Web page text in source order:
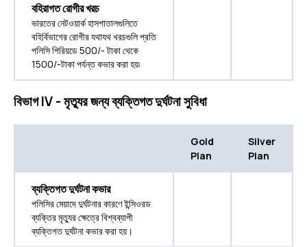
বহিরাগত রোগীর খরচ
ভারতের নেটওয়ার্ক হাসপাতালগুলিতে
বহির্বিভাগের রোগীর যথাযথ খরচগুলি প্রতি
পলিসি পিরিয়ডে 500/- টাকা থেকে
1500/-টাকা পর্যন্ত কভার করা হয়৷
বিভাগ IV - মৃত্যুর জন্য ব্যক্তিগত দুর্ঘটনা সুবিধা
Gold
Plan
Silver
Plan
ব্যক্তিগত দুর্ঘটনা কভার
পলিসির মেয়াদে দুর্ঘটনার কারণে ইন্সিওরড
ব্যক্তির মৃত্যুর ক্ষেত্রে বিশ্বব্যাপী
ব্যক্তিগত দুর্ঘটনা কভার করা হয়।